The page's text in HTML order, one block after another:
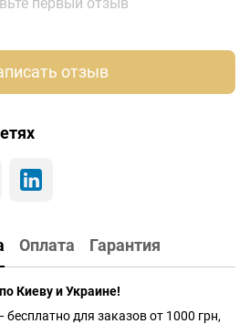
отзыв
Оплата Гарантия
Киеву и Украине!
для заказов от 1000 грн,